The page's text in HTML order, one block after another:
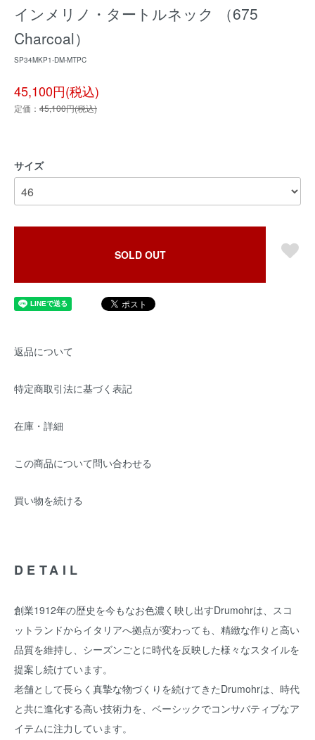
インメリノ・タートルネック （675
Charcoal）
SP34MKP1-DM-MTPC
45,100円(税込)
定価： 45,100円(税込)
サイズ
SOLD OUT
返品について
特定商取引法に基づく表記
在庫・詳細
この商品について問い合わせる
買い物を続ける
DETAIL
創業1912年の歴史を今もなお色濃く映し出すDrumohrは、スコ
ットランドからイタリアへ拠点が変わっても、精緻な作りと高い
品質を維持し、シーズンごとに時代を反映した様々なスタイルを
提案し続けています。
老舗として長らく真摯な物づくりを続けてきたDrumohrは、時代
と共に進化する高い技術力を、ベーシックでコンサバティブなア
イテムに注力しています。